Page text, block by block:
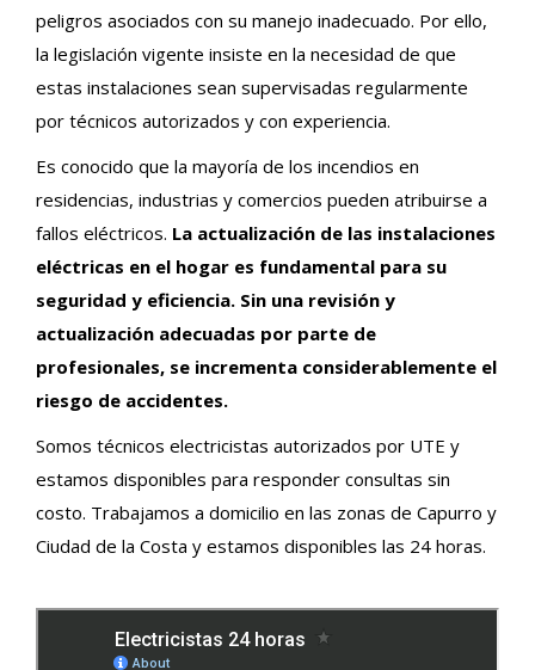
peligros asociados con su manejo inadecuado. Por ello,
la legislación vigente insiste en la necesidad de que
estas instalaciones sean supervisadas regularmente
por técnicos autorizados y con experiencia.
Es conocido que la mayoría de los incendios en
residencias, industrias y comercios pueden atribuirse a
fallos eléctricos. La actualización de las instalaciones
eléctricas en el hogar es fundamental para su
seguridad y eficiencia. Sin una revisión y
actualización adecuadas por parte de
profesionales, se incrementa considerablemente el
riesgo de accidentes.
Somos técnicos electricistas autorizados por UTE y
estamos disponibles para responder consultas sin
costo. Trabajamos a domicilio en las zonas de Capurro y
Ciudad de la Costa y estamos disponibles las 24 horas.